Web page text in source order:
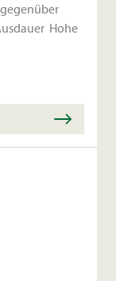
Hohe